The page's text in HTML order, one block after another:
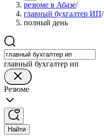
резюме в Абазе/
главный бухгалтер ИП/
полный день
главный бухгалтер ип
Резюме
Найти